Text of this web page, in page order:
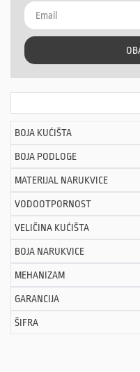
BOJA KUĆIŠTA
BOJA PODLOGE
MATERIJAL NARUKVICE
VODOOTPORNOST
VELIČINA KUĆIŠTA
BOJA NARUKVICE
MEHANIZAM
GARANCIJA
ŠIFRA